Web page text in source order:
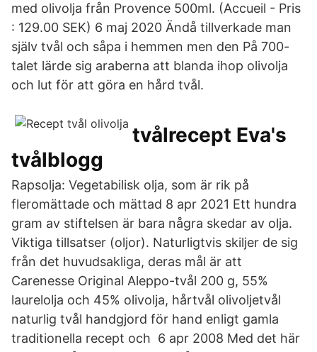
med olivolja från Provence 500ml. (Accueil - Pris
: 129.00 SEK) 6 maj 2020 Ändå tillverkade man
själv tvål och såpa i hemmen men den På 700-
talet lärde sig araberna att blanda ihop olivolja
och lut för att göra en hård tvål.
tvålrecept Eva's
tvålblogg
Rapsolja: Vegetabilisk olja, som är rik på
fleromättade och mättad 8 apr 2021 Ett hundra
gram av stiftelsen är bara några skedar av olja.
Viktiga tillsatser (oljor). Naturligtvis skiljer de sig
från det huvudsakliga, deras mål är att
Carenesse Original Aleppo-tvål 200 g, 55%
laurelolja och 45% olivolja, hårtvål olivoljetvål
naturlig tvål handgjord för hand enligt gamla
traditionella recept och 6 apr 2008 Med det här